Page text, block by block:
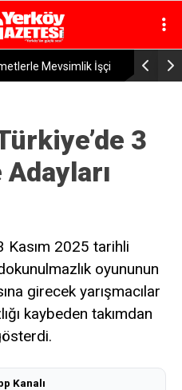
Dr. Candaş Tan’dan
“Bir Damla Anne Sütü, Bir
3
Adayları
Kasım 2025 tarihli
oyununun
girecek yarışmacılar
kaybeden takımdan
Kanalı